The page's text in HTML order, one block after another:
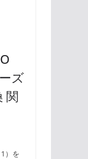
ズ
関
）を